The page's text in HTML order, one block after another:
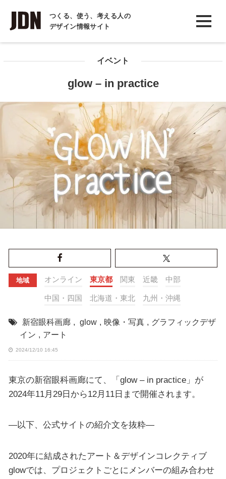
つくる、使う、考える人の
デザイン情報サイト
INTERVIEW
インタビュー
コラム
イベント
glow – in practice
地域 オンライン 東京都 関東 近畿 中部
中国・四国 北海道・東北 九州・沖縄
新宿眼科画廊 , glow , 映像・写真 , グラフィックデザ
イン , アート
2024/12/10 16:45
東京の新宿眼科画廊にて、「glow – in practice」が
2024年11月29日から12月11日まで開催されます。
—以下、公式サイトの紹介文を抜粋—
2020年に結成されたアート＆デザインコレクティブ
glowでは、プロジェクトごとにメンバーの組み合わせ